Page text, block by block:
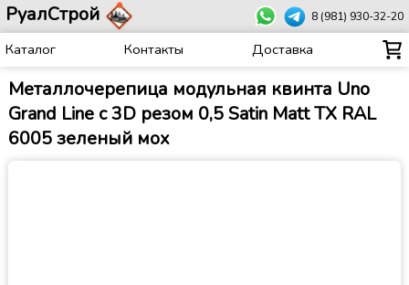
РуалСтрой 8 (981) 930-32-20
Каталог Контакты Доставка
Металлочерепица модульная квинта Uno
Grand Line c 3D резом 0,5 Satin Matt TX RAL
6005 зеленый мох